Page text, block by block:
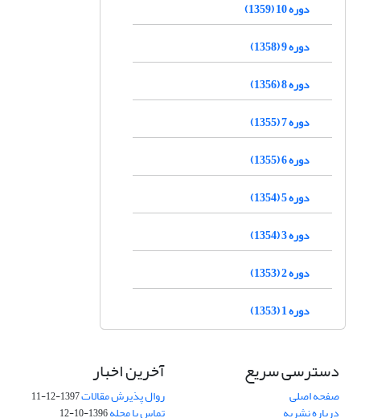
دوره 10 (1359)
دوره 9 (1358)
دوره 8 (1356)
دوره 7 (1355)
دوره 6 (1355)
دوره 5 (1354)
دوره 3 (1354)
دوره 2 (1353)
دوره 1 (1353)
دسترسی سریع
صفحه اصلی
درباره نشریه
آخرین اخبار
روال پذیرش مقالات1397-12-11
تماس با مجله1396-10-12